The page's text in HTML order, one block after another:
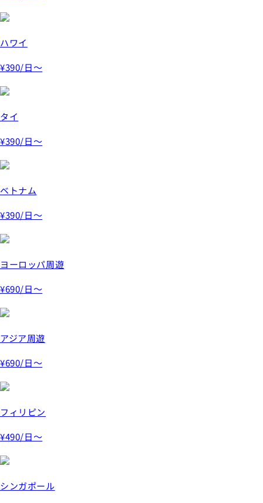
ハワイ
¥390/日～
タイ
¥390/日～
ベトナム
¥390/日～
ヨーロッパ周遊
¥690/日～
アジア周遊
¥690/日～
フィリピン
¥490/日～
シンガポール